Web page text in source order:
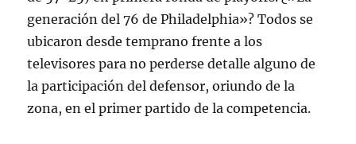
generación del 76 de Philadelphia»? Todos se
ubicaron desde temprano frente a los
televisores para no perderse detalle alguno de
la participación del defensor, oriundo de la
zona, en el primer partido de la competencia.